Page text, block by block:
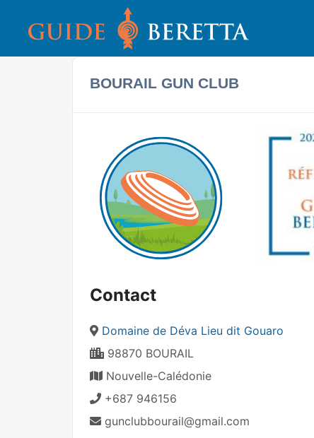
BOURAIL GUN CLUB
Contact
Domaine de Déva Lieu dit Gouaro
98870 BOURAIL
Nouvelle-Calédonie
+687 946156
gunclubbourail@gmail.com